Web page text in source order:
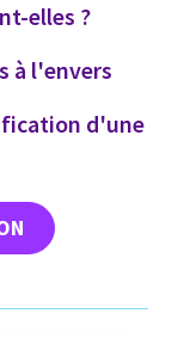
elles ?
à l'envers
d'une